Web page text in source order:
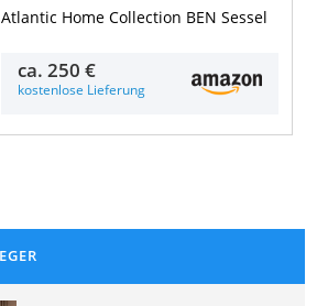
Atlantic Home Collection BEN Sessel
ca.250 €
kostenlose Lieferung